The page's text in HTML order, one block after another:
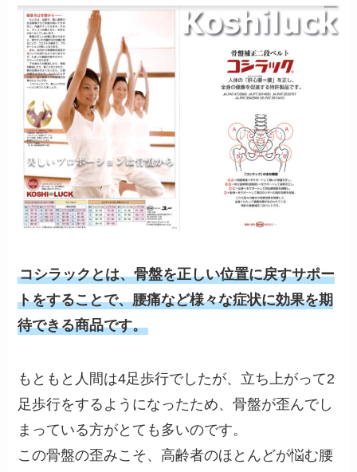
コシラックとは、骨盤を正しい位置に戻すサポー
トをすることで、腰痛など様々な症状に効果を期
待できる商品です。
もともと人間は4足歩行でしたが、立ち上がって2
足歩行をするようになったため、骨盤が歪んでし
まっている方がとても多いのです。
この骨盤の歪みこそ、高齢者のほとんどが悩む腰